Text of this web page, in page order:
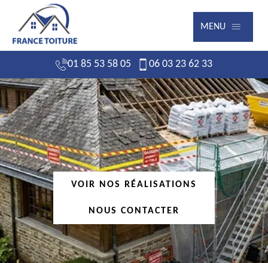
MENU
01 85 53 58 05 06 03 23 62 33
VOIR NOS RÉALISATIONS
NOUS CONTACTER